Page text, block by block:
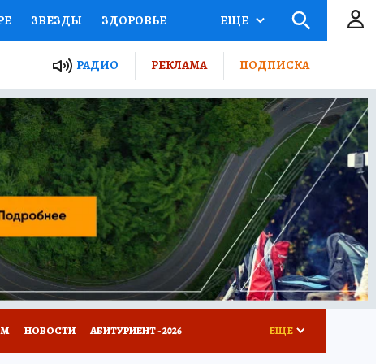
ЗВЕЗДЫ ЗДОРОВЬЕ
РОССИИ
ПУТЕВОДИТЕЛЬ
ЖЕЛЕЗА ТУРИЗМ
ГИД ПОТРЕБИТЕЛЯ ВСЕ О КП
ЕЩЕ
РАДИО РЕКЛАМА ПОДПИСКА
НОВОСТИ АБИТУРИЕНТ - 2026 ЕЩЕ